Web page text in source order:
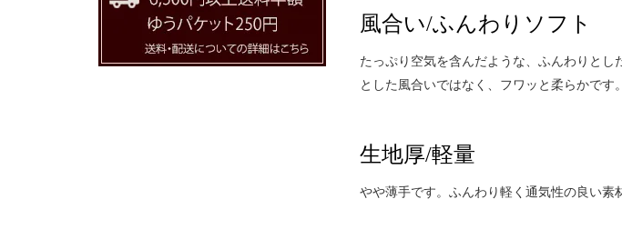
風合い/ふんわりソフト
たっぷり空気を含んだような、ふんわりとし
とした風合いではなく、フワッと柔らかです。
生地厚/軽量
やや薄手です。ふんわり軽く通気性の良い素